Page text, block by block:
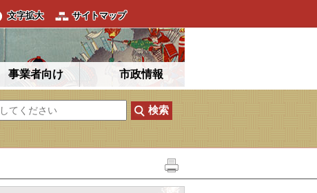
文字拡大 サイトマップ
事業者向け 市政情報